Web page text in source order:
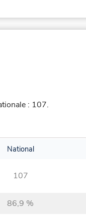
: 107.
National
107
86,9 %